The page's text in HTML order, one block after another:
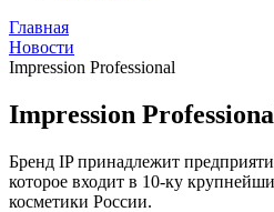
Главная
Новости
Impression Professional
Impression
Бренд IP принадлежит
которое входит в 10-ку
косметики России.